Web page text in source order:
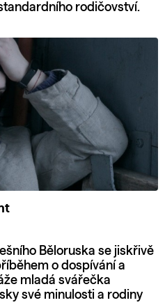
rodičovství.
Běloruska se jiskřivě
o dospívání a
mladá svářečka
své minulosti a rodiny